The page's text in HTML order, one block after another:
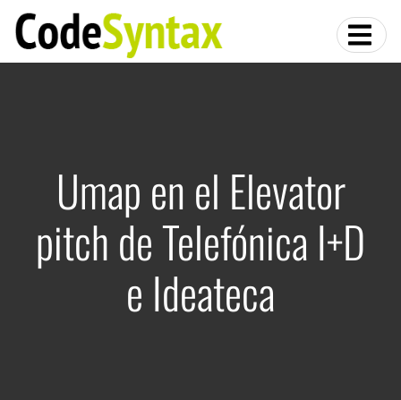
Umap en el Elevator
pitch de Telefónica I+D
e Ideateca